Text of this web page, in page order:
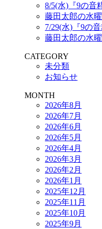
8/5(水)『9の音
藤田太郎の水
7/29(水)『9の
藤田太郎の水
CATEGORY
未分類
お知らせ
MONTH
2026年8月
2026年7月
2026年6月
2026年5月
2026年4月
2026年3月
2026年2月
2026年1月
2025年12月
2025年11月
2025年10月
2025年9月